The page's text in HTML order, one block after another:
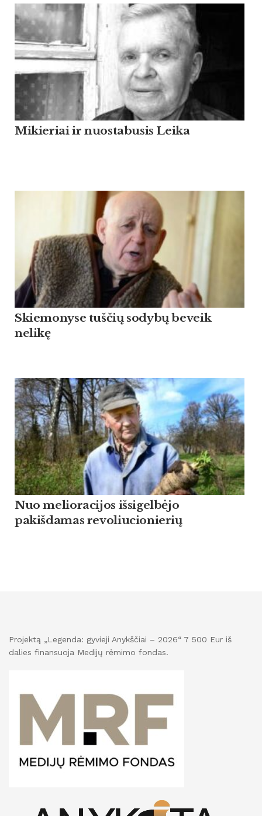
Mikieriai ir nuostabusis Leika
Skiemonyse tuščių sodybų beveik
nelikę
Nuo melioracijos išsigelbėjo
pakišdamas revoliucionierių
Projektą „Legenda: gyvieji Anykščiai – 2026“ 7 500 Eur iš
dalies finansuoja Medijų rėmimo fondas.